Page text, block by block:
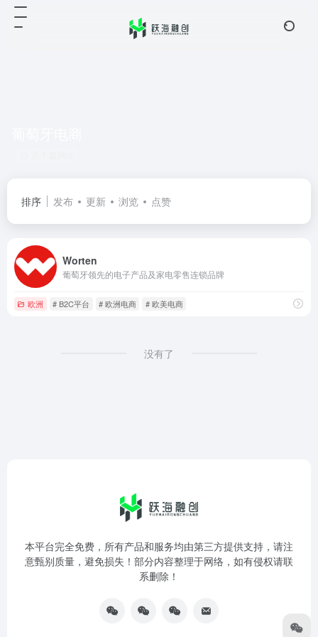
排序 发布 更新 浏览 点赞
Worten
葡萄牙领先的电子产品及家电零售连锁品牌
欧洲 # B2C平台 # 欧洲电商 # 欧美电商
没有了
本平台完全免费，所有产品和服务均由第三方提供支持，请注
意甄别质量，避免损失！部分内容整理于网络，如有侵权请联
系删除！